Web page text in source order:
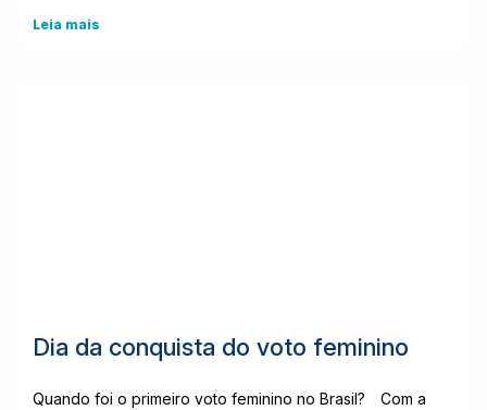
Leia mais
Dia da conquista do voto feminino
Quando foi o primeiro voto feminino no Brasil?⠀ Com a